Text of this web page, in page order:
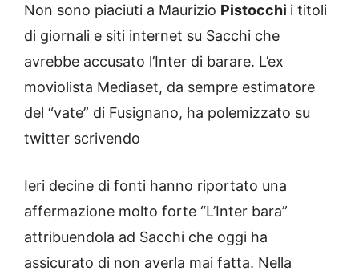
Non sono piaciuti a Maurizio Pistocchi i titoli
di giornali e siti internet su Sacchi che
avrebbe accusato l’Inter di barare. L’ex
moviolista Mediaset, da sempre estimatore
del “vate” di Fusignano, ha polemizzato su
twitter scrivendo
Ieri decine di fonti hanno riportato una
affermazione molto forte “L’Inter bara”
attribuendola ad Sacchi che oggi ha
assicurato di non averla mai fatta. Nella